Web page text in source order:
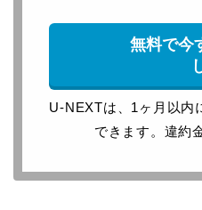
無料で今
U-NEXTは、1ヶ月以内
できます。違約